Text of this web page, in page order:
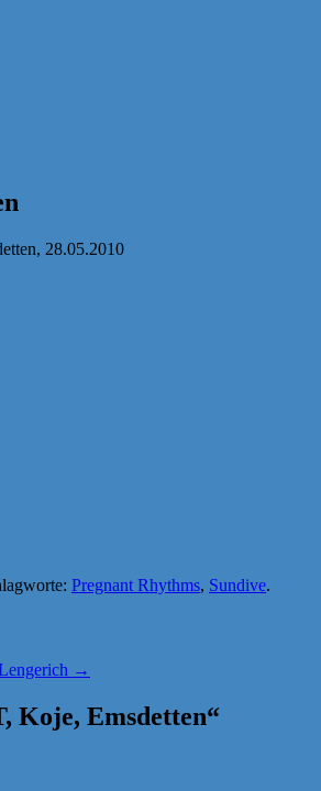
28.05.2010
Pregnant Rhythms, Sundive.
→
Koje, Emsdetten“